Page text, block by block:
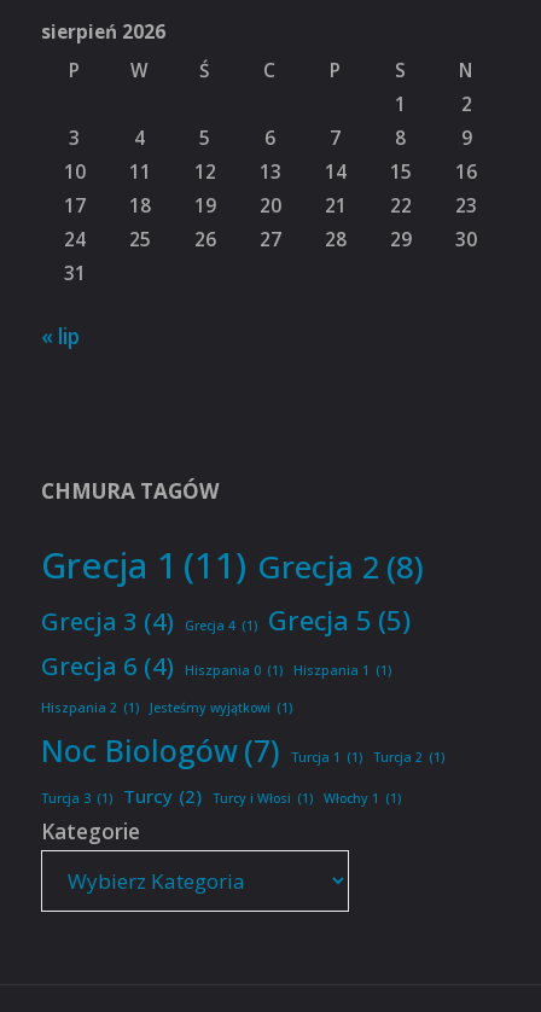
sierpień 2026
P
W Ś C P S
N
1
2
3
4 5 6 7 8
9
10
11 12 13 14 15
16
17
18 19 20 21 22
23
24
25 26 27 28 29
30
31
« lip
CHMURA TAGÓW
Grecja 1 (11) Grecja 2 (8)
Grecja 3 (4) Grecja 4 (1) Grecja 5 (5)
Grecja 6 (4) Hiszpania 0 (1) Hiszpania 1 (1)
Hiszpania 2 (1) Jesteśmy wyjątkowi (1)
Noc Biologów(7) Turcja 1 (1) Turcja 2 (1)
Turcja 3 (1) Turcy (2) Turcy i Włosi (1) Włochy 1 (1)
Kategorie